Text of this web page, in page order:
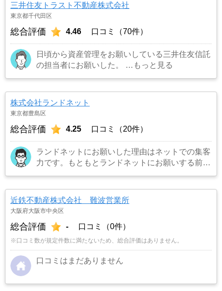
三井住友トラスト不動産株式会社
東京都千代田区
総合評価 4.46 口コミ（70件）
日頃から資産管理をお願いしている三井住友信託
の担当者にお願いした。
…もっと見る
株式会社ランドネット
東京都豊島区
総合評価 4.25 口コミ（20件）
ランドネットにお願いした理由はネットでの集客
力です。もともとランドネットにお願いする前は
場がないことで地元の不動産屋では取り扱っても
らえませんでした。そこでそれまでに取引があ
した。 …もっと見る
近鉄不動産株式会社 難波営業所
大阪府大阪市中央区
総合評価 - 口コミ（0件）
※口コミ数が規定件数に満たないため、総合評価はありません。
口コミはまだありません